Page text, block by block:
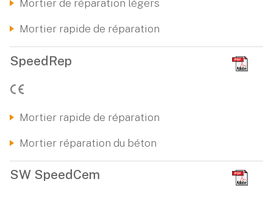
Mortier de réparation légers
Mortier rapide de réparation
SpeedRep
Mortier rapide de réparation
Mortier réparation du béton
SW SpeedCem